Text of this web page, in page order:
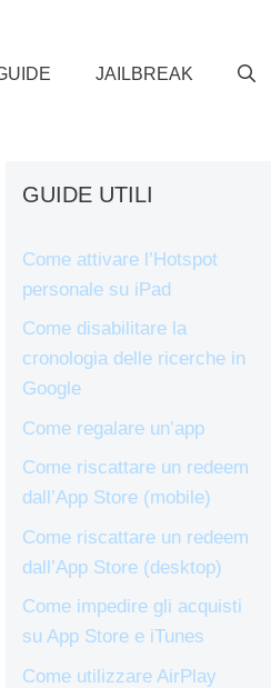
JAILBREAK
GUIDE UTILI
Come attivare l’Hotspot
personale su iPad
Come disabilitare la
cronologia delle ricerche in
Google
Come regalare un’app
Come riscattare un redeem
dall’App Store (mobile)
Come riscattare un redeem
dall’App Store (desktop)
Come impedire gli acquisti
su App Store e iTunes
Come utilizzare AirPlay